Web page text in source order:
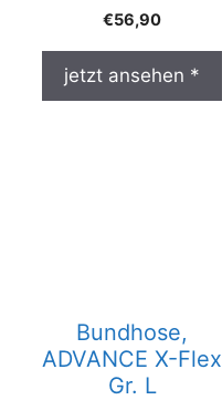
€56,90
jetzt ansehen *
Bundhose,
ADVANCE X-Flex
Gr. L